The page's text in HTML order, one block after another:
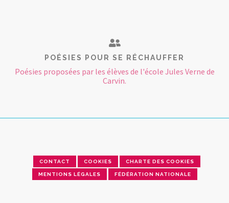
POÉSIES POUR SE RÉCHAUFFER
Poésies proposées par les élèves de l'école Jules Verne de
Carvin.
CONTACT COOKIES CHARTE DES COOKIES
MENTIONS LÉGALES FÉDÉRATION NATIONALE